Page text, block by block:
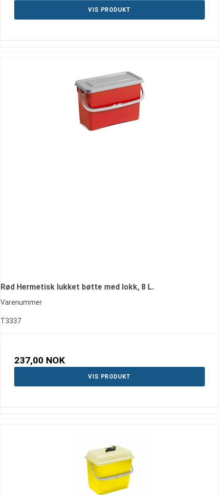
VIS PRODUKT
Rød Hermetisk lukket bøtte med lokk, 8 L.
Varenummer
T3337
237,00 NOK
VIS PRODUKT